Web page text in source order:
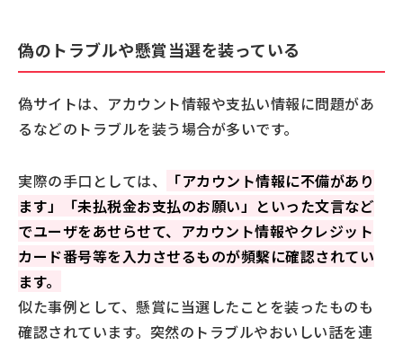
偽のトラブルや懸賞当選を装っている
偽サイトは、アカウント情報や支払い情報に問題があ
るなどのトラブルを装う場合が多いです。
実際の手口としては、
「アカウント情報に不備があり
ます」「未払税金お支払のお願い」といった文言など
でユーザをあせらせて、アカウント情報やクレジット
カード番号等を入力させるものが頻繫に確認されてい
ます。
似た事例として、懸賞に当選したことを装ったものも
確認されています。突然のトラブルやおいしい話を連